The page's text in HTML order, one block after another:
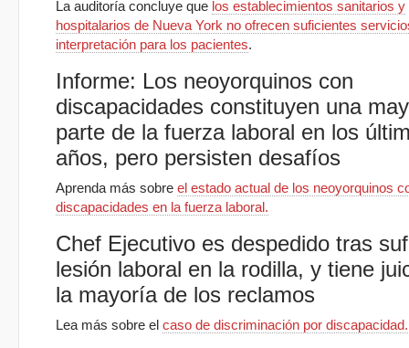
La auditoría concluye que los establecimientos sanitarios y
hospitalarios de Nueva York no ofrecen suficientes
interpretación para los pacientes.
Informe: Los neoyorquinos con
discapacidades constituyen una
parte de la fuerza laboral en los
años, pero persisten desafíos
Aprenda más sobre el estado actual de los neoyorquinos
discapacidades en la fuerza laboral.
Chef Ejecutivo es despedido tras
lesión laboral en la rodilla, y tiene
la mayoría de los reclamos
Lea más sobre el caso de discriminación por discapacidad.